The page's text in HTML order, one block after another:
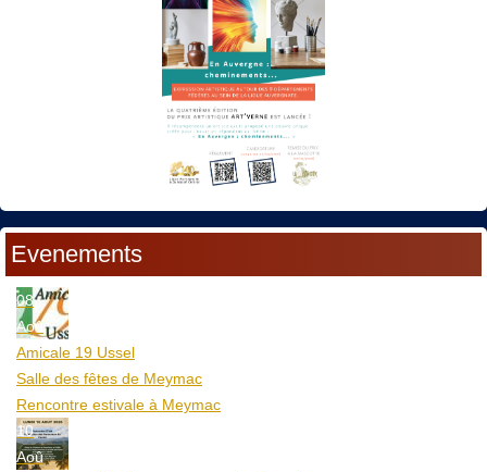
Evenements
08
Aoû
Amicale 19 Ussel
Salle des fêtes de Meymac
Rencontre estivale à Meymac
10
Aoû